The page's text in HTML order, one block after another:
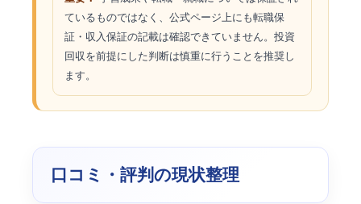
ているものではなく、公式ページ上にも転職保
証・収入保証の記載は確認できていません。投資
回収を前提にした判断は慎重に行うことを推奨し
ます。
口コミ・評判の現状整理